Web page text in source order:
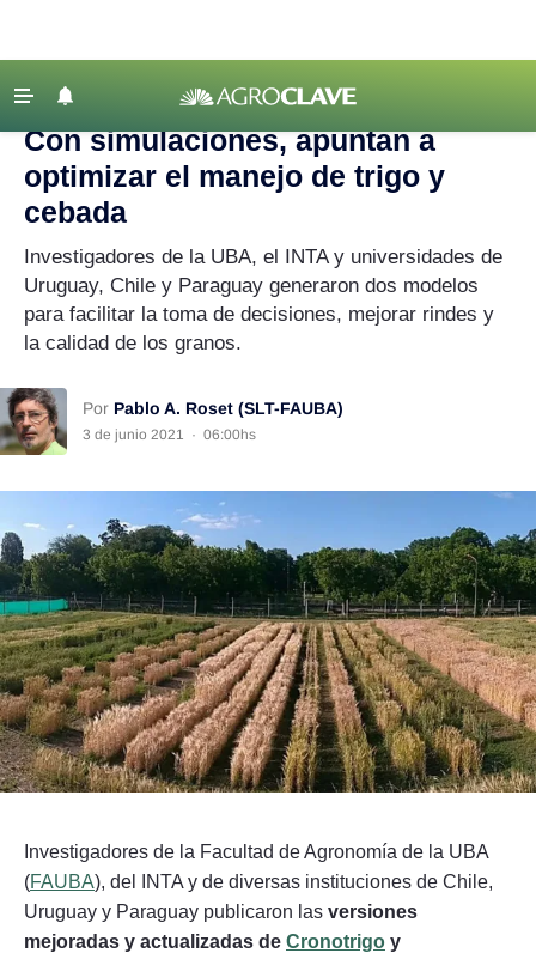
Agricultura
Ganadería
Lechería
Tecnología
Maquinaria agrícola
Regionales
Clima
Agronegocios
Mercados
Seguinos
‹ VOLVER
Agroclave
Con simulaciones, apuntan a
optimizar el manejo de trigo y
cebada
Investigadores de la UBA, el INTA y universidades de
Uruguay, Chile y Paraguay generaron dos modelos
para facilitar la toma de decisiones, mejorar rindes y
la calidad de los granos.
Por Pablo A. Roset (SLT-FAUBA)
3 de junio 2021 · 06:00hs
Investigadores de la Facultad de Agronomía de la UBA
(FAUBA), del INTA y de diversas instituciones de Chile,
Uruguay y Paraguay publicaron las versiones
mejoradas y actualizadas de Cronotrigo y